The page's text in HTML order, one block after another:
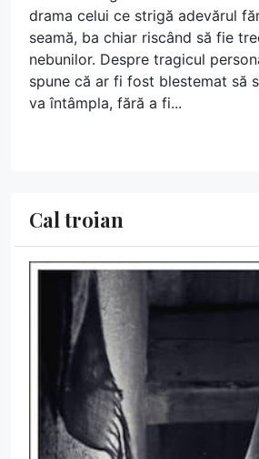
drama celui ce strigă adevărul
seamă, ba chiar riscând să fie
nebunilor. Despre tragicul
spune că ar fi fost blestemat să
va întâmpla, fără a fi...
Cal troian